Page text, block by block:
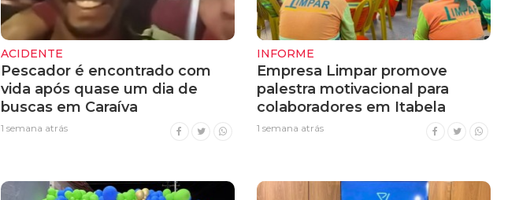
ACIDENTE
Pescador é encontrado com
vida após quase um dia de
buscas em Caraíva
1 semana atrás
INFORME
Empresa Limpar promove
palestra motivacional para
colaboradores em Itabela
1 semana atrás